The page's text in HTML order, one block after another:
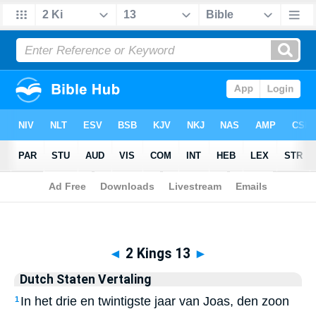
Biblia>Dutch Staten Vertaling > 2 Kings 13
◄ 2 Kings 13 ►
Dutch Staten Vertaling
1 In het drie en twintigste jaar van Joas, den zoon